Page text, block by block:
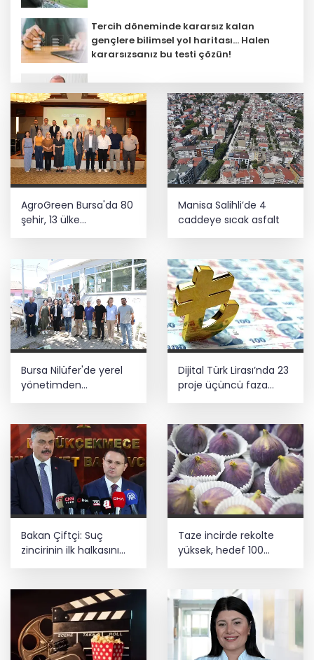
Tercih döneminde kararsız kalan
gençlere bilimsel yol haritası... Halen
kararsızsanız bu testi çözün!
görevden uzaklaştırıldı
Çocuk adalet sisteminde yeni dönem
Üniversitelerde yeni dönem! Akademik
sahtekârlığa hapis, öğrencilere dönüş
rüzgar alarmı!
AgroGreen Bursa'da 80
şehir, 13 ülke
Manisa Salihli’de 4
caddeye sıcak asfalt
Bursa Nilüfer'de yerel
yönetimden
mahallelerde yerinde
Dijital Türk Lirası’nda 23
proje üçüncü faza
geçti
Bakan Çiftçi: Suç
zincirinin ilk halkasını
kıracağız
Taze incirde rekolte
yüksek, hedef 100
milyon dolar